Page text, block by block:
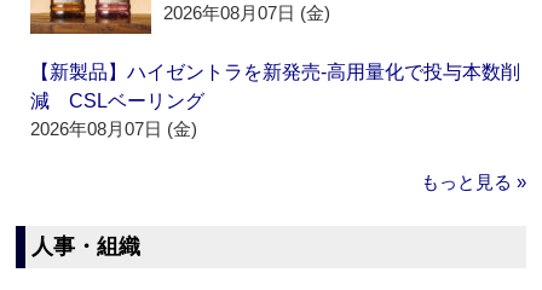
2026年08月07日 (金)
【新製品】ハイゼントラを新発売‐高用量化で投与本数削
減 CSLベーリング
2026年08月07日 (金)
もっと見る »
人事・組織